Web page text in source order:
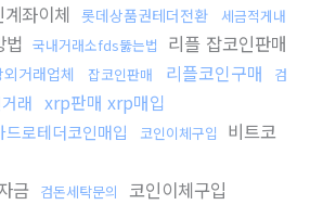
좌이체 롯데상품권테더전환
세금적게내
법 국내거래소fds뚫는법 리플 잡코인판매
외거래업체 잡코인판매 리플코인구매
검
래 xrp판매 xrp매입
드로테더코인매입 코인이체구입
비트코
금 검돈세탁문의 코인이체구입